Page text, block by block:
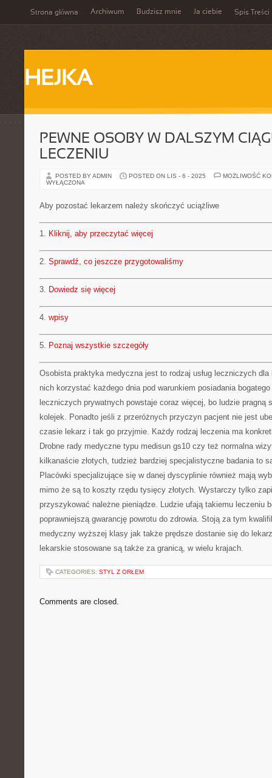
Strona główna Archiwum Budzisz mnie Ja ciebie Spis Treści
HEJKA
PEWNE OSOBY W DALSZYM
LECZENIU
POSTED BY ADMIN POSTED ON LIS - 6 - 2025
MOŻLIWOŚĆ
WYŁĄCZONA
Aby pozostać lekarzem należy skończyć uciążliwe
1. Kliknij, aby przeczytać więcej
2. Sprawdź, co jeszcze przygotowaliśmy
3. Dowiedz się więcej
4. wpisy
5. Poznaj wszystkie szczegóły
Osobista praktyka medyczna jest to rodzaj usług leczniczych
nich korzystać każdego dnia pod warunkiem posiadania
leczniczych prywatnych powstaje coraz więcej, bo ludzie pragną
kolejek. Ponadto jeśli z przeróżnych przyczyn pacjent nie jest
czasie lekarz i tak go przyjmie. Każdy rodzaj leczenia ma
Drobne rady medyczne typu medisun gs10 czy też normalna
kilkanaście złotych, tudzież bardziej specjalistyczne badania to
Placówki specjalizujące się w danej dyscyplinie również mają
mimo że są to koszty rzędu tysięcy złotych. Wystarczy tylko
przyszykować należne pieniądze. Ludzie ufają takiemu leczeniu
poprawniejszą gwarancję powrotu do zdrowia. Stoją za tym
medyczny wyższej klasy jak także prędsze dostanie się do
lekarskie stosowane są także za granicą, w wielu krajach.
CATEGORIES: STYL Z ORŁEM
Comments are closed.